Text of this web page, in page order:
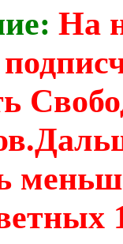
На